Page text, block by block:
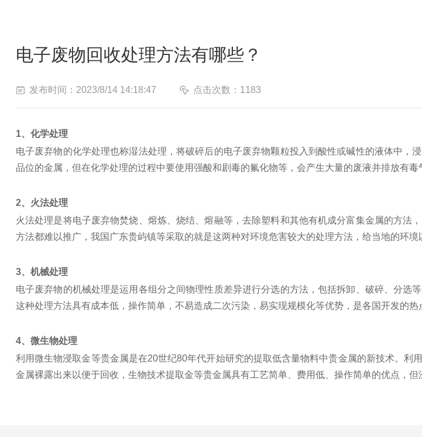
电子废物回收处理方法有哪些？
发布时间：2023/8/14 14:18:47 点击次数：1183
1、化学处理
电子废弃物的化学处理也称湿法处理，将破碎后的电子废弃物颗粒投入到酸性或碱性的液体中
品位的金属，但在化学处理的过程中要使用强酸和剧毒的氟化物等，会产生大量的废液并排放有毒
2、火法处理
火法处理是将电子废弃物焚烧、熔炼、烧结、熔融等，去除塑料和其他有机成分富集金属的方
方法都难以推广，我国广东贵屿镇等采取的就是这两种对环境危害较大的处理方法，给当地的环境
3、机械处理
电子废弃物的机械处理是运用各组分之间物理性质差异进行分选的方法，包括拆卸、破碎、分选
这种处理方法具有成本低，操作简单，不易造成二次污染，易实现规模化等优势，是各国开发的热
4、微生物处理
利用微生物浸取金等贵金属是在20世纪80年代开始研究的提取低含量物料中贵金属的新技术。
金属裸露出来以便于回收，生物技术提取金等贵金属具有工艺简单、费用低、操作简单的优点，但